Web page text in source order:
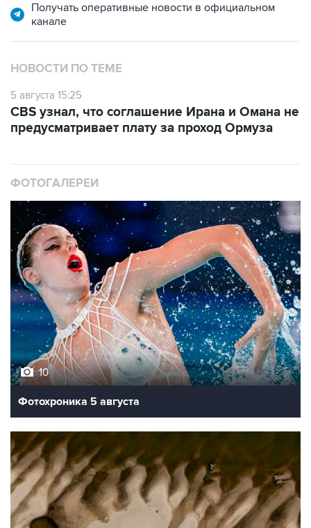
Получать оперативные новости в официальном
канале
НОВОСТИ ПО ТЕМЕ
5 августа 15:25
CBS узнал, что соглашение Ирана и Омана не
предусматривает плату за проход Ормуза
ФОТОГАЛЕРЕИ
10
Фотохроника 5 августа